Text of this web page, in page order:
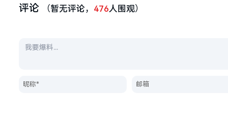
评论 （暂无评论， 476人围观）